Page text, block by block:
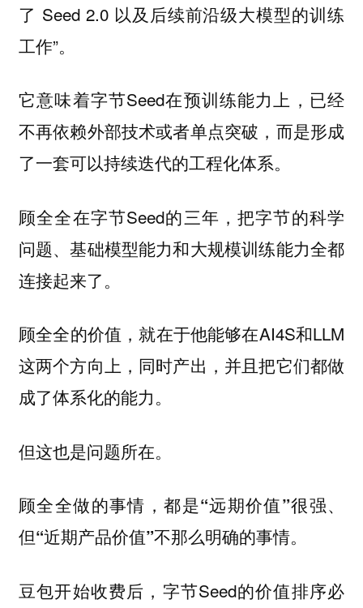
了 Seed 2.0 以及后续前沿级大模型的训练
工作”。
它意味着字节Seed在预训练能力上，已经
不再依赖外部技术或者单点突破，而是形成
了一套可以持续迭代的工程化体系。
顾全全在字节Seed的三年，把字节的科学
问题、基础模型能力和大规模训练能力全都
连接起来了。
顾全全的价值，就在于他能够在AI4S和LLM
这两个方向上，同时产出，并且把它们都做
成了体系化的能力。
但这也是问题所在。
顾全全做的事情，都是“远期价值”很强、
但“近期产品价值”不那么明确的事情。
豆包开始收费后，字节Seed的价值排序必